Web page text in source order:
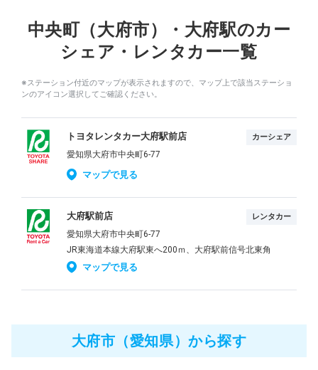
中央町（大府市）・大府駅のカー
シェア・レンタカー一覧
※ステーション付近のマップが表示されますので、マップ上で該当ステーショ
ンのアイコン選択してご確認ください。
トヨタレンタカー大府駅前店 カーシェア
愛知県大府市中央町6-77
マップで見る
大府駅前店 レンタカー
愛知県大府市中央町6-77
JR東海道本線大府駅東へ200ｍ、大府駅前信号北東角
マップで見る
大府市（愛知県）から探す
特集
アプリの使い方